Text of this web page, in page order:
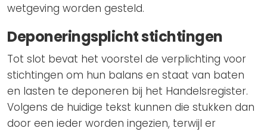
wetgeving worden gesteld.
Deponeringsplicht stichtingen
Tot slot bevat het voorstel de verplichting voor
stichtingen om hun balans en staat van baten
en lasten te deponeren bij het Handelsregister.
Volgens de huidige tekst kunnen die stukken dan
door een ieder worden ingezien, terwijl er